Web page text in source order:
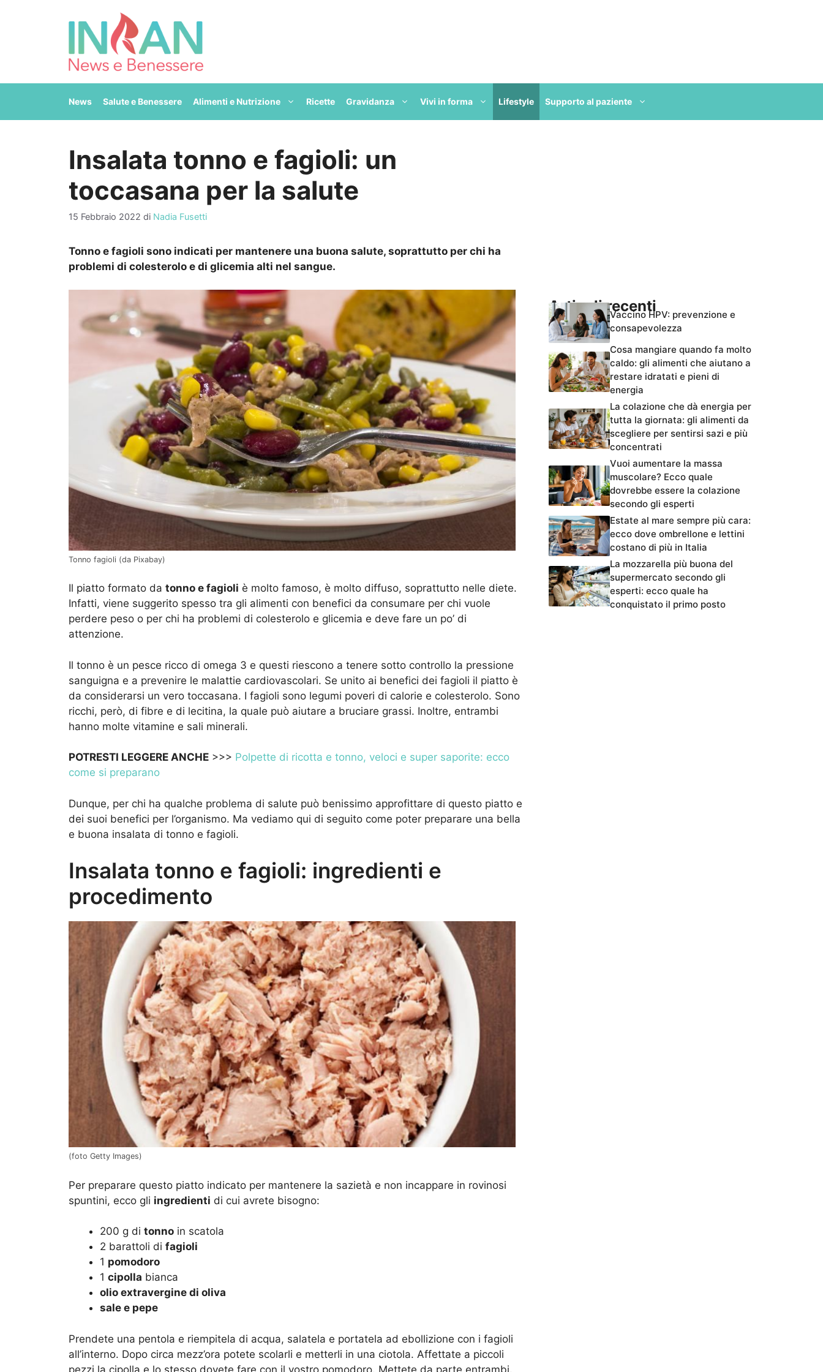
News Salute e Benessere Alimenti e Nutrizione Ricette Gravidanza Vivi in forma Lifestyle Supporto al paziente
Insalata tonno e fagioli: un
toccasana per la salute
15 Febbraio 2022 di Nadia Fusetti
Tonno e fagioli sono indicati per mantenere una buona salute, soprattutto per chi ha
problemi di colesterolo e di glicemia alti nel sangue.
Tonno fagioli (da Pixabay)
Il piatto formato da tonno e fagioli è molto famoso, è molto diffuso, soprattutto nelle diete.
Infatti, viene suggerito spesso tra gli alimenti con benefici da consumare per chi vuole
perdere peso o per chi ha problemi di colesterolo e glicemia e deve fare un po’ di
attenzione.
Il tonno è un pesce ricco di omega 3 e questi riescono a tenere sotto controllo la pressione
sanguigna e a prevenire le malattie cardiovascolari. Se unito ai benefici dei fagioli il piatto è
da considerarsi un vero toccasana. I fagioli sono legumi poveri di calorie e colesterolo. Sono
ricchi, però, di fibre e di lecitina, la quale può aiutare a bruciare grassi. Inoltre, entrambi
hanno molte vitamine e sali minerali.
POTRESTI LEGGERE ANCHE >>> Polpette di ricotta e tonno, veloci e super saporite: ecco
come si preparano
Dunque, per chi ha qualche problema di salute può benissimo approfittare di questo piatto e
dei suoi benefici per l’organismo. Ma vediamo qui di seguito come poter preparare una bella
e buona insalata di tonno e fagioli.
Insalata tonno e fagioli: ingredienti e
procedimento
(foto Getty Images)
Per preparare questo piatto indicato per mantenere la sazietà e non incappare in rovinosi
spuntini, ecco gli ingredienti di cui avrete bisogno:
200 g di tonno in scatola
2 barattoli di fagioli
1 pomodoro
1 cipolla bianca
olio extravergine di oliva
sale e pepe
Prendete una pentola e riempitela di acqua, salatela e portatela ad ebollizione con i fagioli
all’interno. Dopo circa mezz’ora potete scolarli e metterli in una ciotola. Affettate a piccoli
pezzi la cipolla e lo stesso dovete fare con il vostro pomodoro. Mettete da parte entrambi.
Articoli recentiVaccino HPV: prevenzione e
consapevolezza
Cosa mangiare quando fa molto
caldo: gli alimenti che aiutano a
restare idratati e pieni di
energia
La colazione che dà energia per
tutta la giornata: gli alimenti da
scegliere per sentirsi sazi e più
concentrati
Vuoi aumentare la massa
muscolare? Ecco quale
dovrebbe essere la colazione
secondo gli esperti
Estate al mare sempre più cara:
ecco dove ombrellone e lettini
costano di più in Italia
La mozzarella più buona del
supermercato secondo gli
esperti: ecco quale ha
conquistato il primo posto